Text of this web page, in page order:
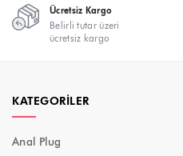
Ücretsiz Kargo
Belirli tutar üzeri
ücretsiz kargo
KATEGORILER
Anal Plug